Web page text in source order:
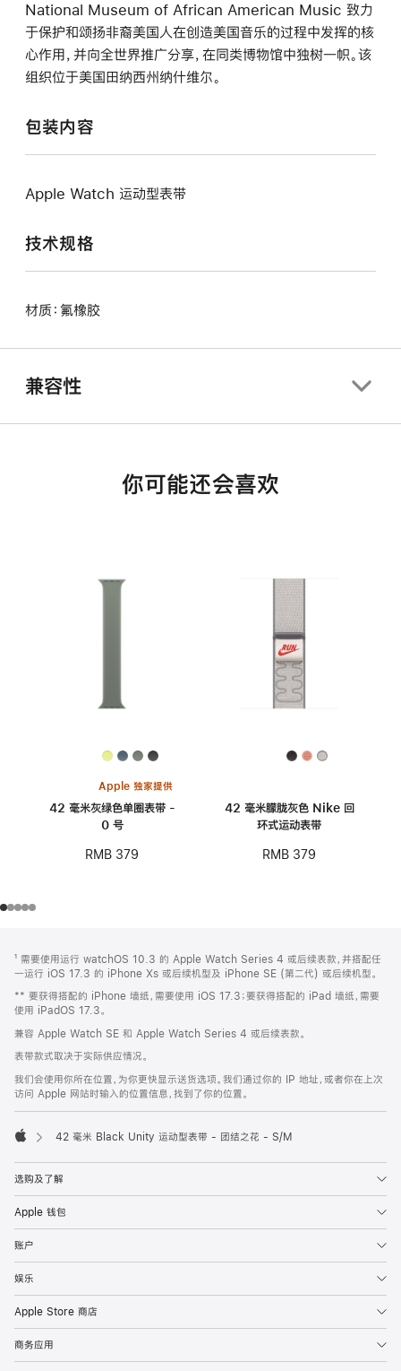
National Museum of African American Music 致力
于保护和颂扬非裔美国人在创造美国音乐的过程中发挥的核
心作用，并向全世界推广分享，在同类博物馆中独树一帜。该
组织位于美国田纳西州纳什维尔。
包装内容
Apple Watch 运动型表带
技术规格
材质：氟橡胶
兼容性
你可能还会喜欢
Apple 独家提供
42 毫米灰绿色单圈表带 -
0 号
RMB 379
42 毫米朦胧灰色 Nike 回
环式运动表带
RMB 379
页
页
脚
注
¹ 需要使用运行 watchOS 10.3 的 Apple Watch Series 4 或后续表款，并搭配任
一运行 iOS 17.3 的 iPhone Xs 或后续机型及 iPhone SE (第二代) 或后续机型。
** 要获得搭配的 iPhone 墙纸，需要使用 iOS 17.3；要获得搭配的 iPad 墙纸，需要
使用 iPadOS 17.3。
兼容 Apple Watch SE 和 Apple Watch Series 4 或后续表款。
表带款式取决于实际供应情况。
我们会使用你所在位置，为你更快显示送货选项。我们通过你的 IP 地址，或者你在上次
访问 Apple 网站时输入的位置信息，找到了你的位置。
42 毫米 Black Unity 运动型表带 - 团结之花 - S/M
选购及了解
Apple 钱包
账户
娱乐
Apple Store 商店
商务应用